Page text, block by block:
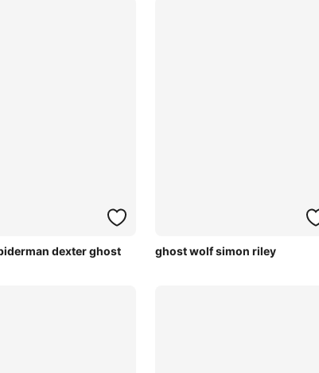
dexter ghost ghost wolf simon riley